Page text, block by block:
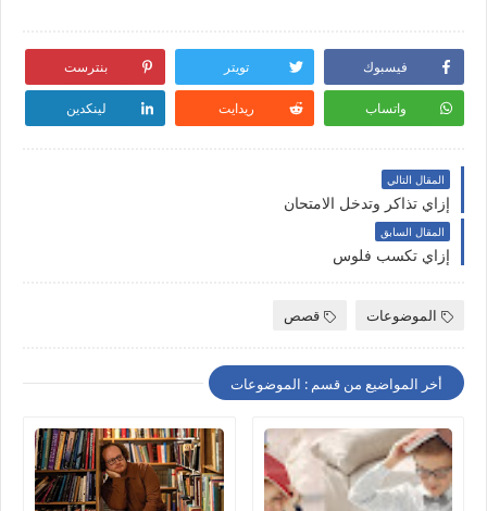
فيسبوك تويتر بنترست
واتساب ريدايت لينكدين
المقال التالي
إزاي تذاكر وتدخل الامتحان
المقال السابق
إزاي تكسب فلوس
الموضوعات قصص
أخر المواضيع من قسم : الموضوعات